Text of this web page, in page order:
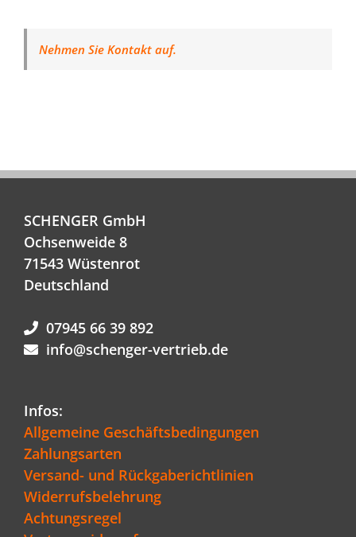
Nehmen Sie Kontakt auf.
SCHENGER GmbH
Ochsenweide 8
71543 Wüstenrot
Deutschland
07945 66 39 892
info@schenger-vertrieb.de
Infos:
Allgemeine Geschäftsbedingungen
Zahlungsarten
Versand- und Rückgaberichtlinien
Widerrufsbelehrung
Achtungsregel